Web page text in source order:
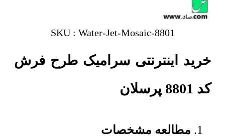
SKU : Water-Jet-Mosaic-8801
خرید اینترنتی سرامیک طرح فرش
کد 8801 پرسلان
مطالعه مشخصات